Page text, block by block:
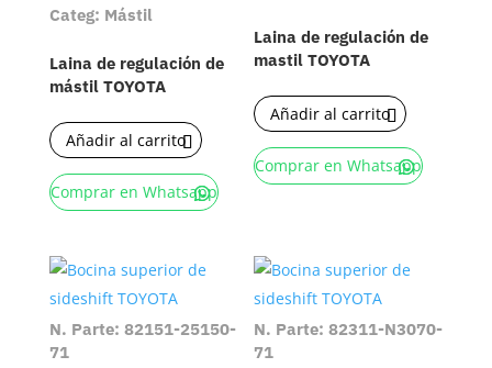
Categ: Mástil
Laina de regulación de
mástil TOYOTA
Añadir al carrito
Comprar en Whatsapp
Laina de regulación de
mastil TOYOTA
Añadir al carrito
Comprar en Whatsapp
N. Parte: 82151-25150-
71
N. Parte: 82311-N3070-
71